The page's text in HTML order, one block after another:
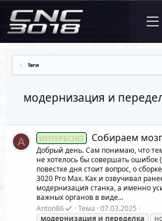
Теги
модернизация и
A ИНТЕРЕСНО Собираем
Добрый день. Сам понимаю, что
не хотелось бы совершать ошибок
повестке дня стоит вопрос, о
3020 Pro Max. Как и озвучивал
модернизация станка, а именно
важных органов в виде...
Anton86
Тема 07.03.2025
модернизация и переделка